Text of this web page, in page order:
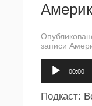
записи
00:00
Подкаст: